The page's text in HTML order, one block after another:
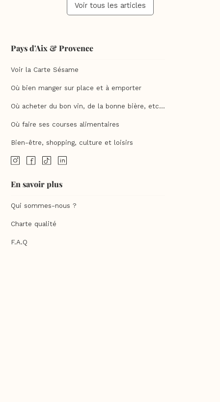
Voir tous les articles
Pays d'Aix & Provence
Voir la Carte Sésame
Où bien manger sur place et à emporter
Où acheter du bon vin, de la bonne bière, etc...
Où faire ses courses alimentaires
Bien-être, shopping, culture et loisirs
En savoir plus
Qui sommes-nous ?
Charte qualité
F.A.Q